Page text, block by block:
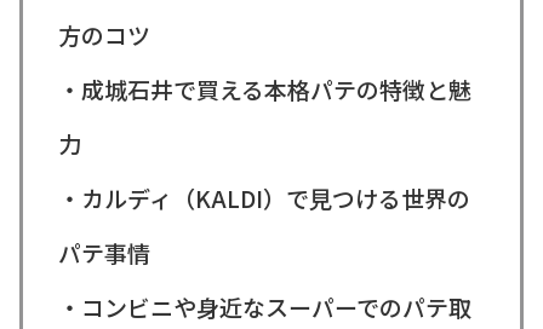
方のコツ
・成城石井で買える本格パテの特徴と魅
力
・カルディ（KALDI）で見つける世界の
パテ事情
・コンビニや身近なスーパーでのパテ取